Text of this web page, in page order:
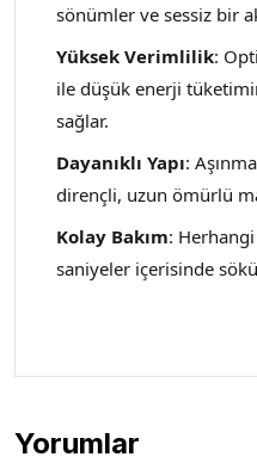
sönümler ve sessiz bir
Yüksek Verimlilik:
ile düşük enerji
sağlar.
Dayanıklı Yapı:
dirençli, uzun ömürlü
Kolay Bakım:
saniyeler içerisinde
Yorumlar
Eheim Pervane Compact